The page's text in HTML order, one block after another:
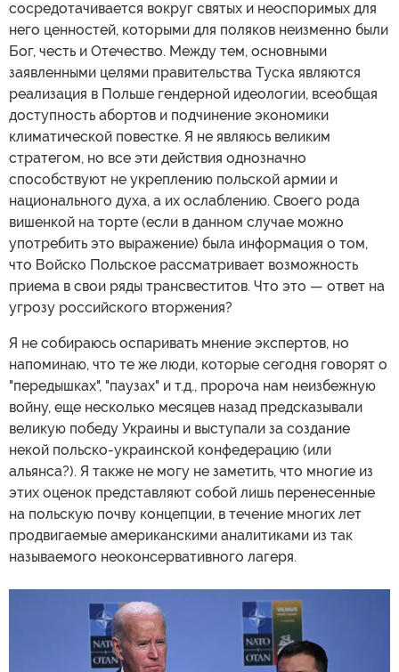
сосредотачивается вокруг святых и неоспоримых для
него ценностей, которыми для поляков неизменно были
Бог, честь и Отечество. Между тем, основными
заявленными целями правительства Туска являются
реализация в Польше гендерной идеологии, всеобщая
доступность абортов и подчинение экономики
климатической повестке. Я не являюсь великим
стратегом, но все эти действия однозначно
способствуют не укреплению польской армии и
национального духа, а их ослаблению. Своего рода
вишенкой на торте (если в данном случае можно
употребить это выражение) была информация о том,
что Войско Польское рассматривает возможность
приема в свои ряды трансвеститов. Что это — ответ на
угрозу российского вторжения?
Я не собираюсь оспаривать мнение экспертов, но
напоминаю, что те же люди, которые сегодня говорят о
"передышках", "паузах" и т.д., пророча нам неизбежную
войну, еще несколько месяцев назад предсказывали
великую победу Украины и выступали за создание
некой польско-украинской конфедерацию (или
альянса?). Я также не могу не заметить, что многие из
этих оценок представляют собой лишь перенесенные
на польскую почву концепции, в течение многих лет
продвигаемые американскими аналитиками из так
называемого неоконсервативного лагеря.